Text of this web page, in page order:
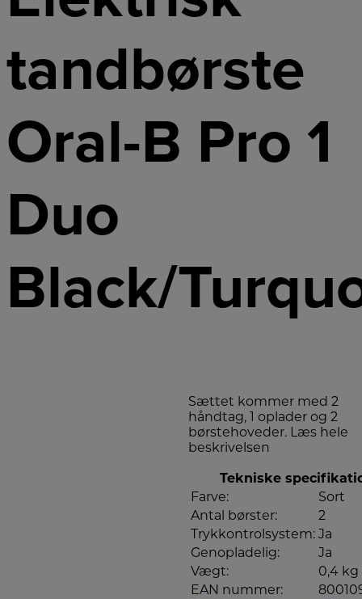
tandbørste
Oral-B Pro 1
Duo
Black/
Sættet kommer med 2
håndtag, 1 oplader og 2
børstehoveder. Læs hele
beskrivelsen
Tekniske
Farve:
Sort
Antal børster:
2
Trykkontrolsystem: Ja
Genopladelig:
Ja
Vægt:
0,4 kg
EAN nummer: